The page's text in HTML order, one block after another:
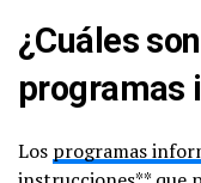
¿Cuáles
programas
Los programas